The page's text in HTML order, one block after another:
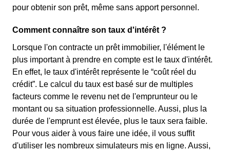
pour obtenir son prêt, même sans apport personnel.
Comment connaître son taux d'intérêt ?
Lorsque l'on contracte un prêt immobilier, l'élément le
plus important à prendre en compte est le taux d'intérêt.
En effet, le taux d'intérêt représente le “coût réel du
crédit”. Le calcul du taux est basé sur de multiples
facteurs comme le revenu net de l'emprunteur ou le
montant ou sa situation professionnelle. Aussi, plus la
durée de l'emprunt est élevée, plus le taux sera faible.
Pour vous aider à vous faire une idée, il vous suffit
d'utiliser les nombreux simulateurs mis en ligne. Aussi,